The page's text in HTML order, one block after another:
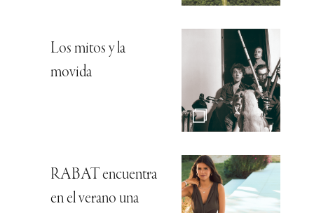
Los mitos y la
movida
RABAT encuentra
en el verano una